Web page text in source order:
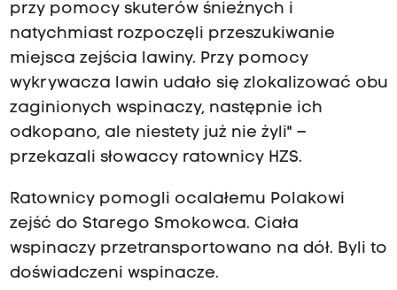
przy pomocy skuterów śnieżnych i
natychmiast rozpoczęli przeszukiwanie
miejsca zejścia lawiny. Przy pomocy
wykrywacza lawin udało się zlokalizować obu
zaginionych wspinaczy, następnie ich
odkopano, ale niestety już nie żyli" –
przekazali słowaccy ratownicy HZS.
Ratownicy pomogli ocalałemu Polakowi
zejść do Starego Smokowca. Ciała
wspinaczy przetransportowano na dół. Byli to
doświadczeni wspinacze.